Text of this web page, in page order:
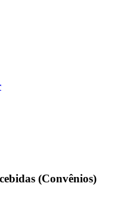
(Convênios)